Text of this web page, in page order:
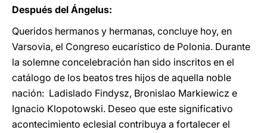
Después del Ángelus:
Queridos hermanos y hermanas, concluye hoy, en
Varsovia, el Congreso eucarístico de Polonia. Durante
la solemne concelebración han sido inscritos en el
catálogo de los beatos tres hijos de aquella noble
nación: Ladislado Findysz, Bronislao Markiewicz e
Ignacio Klopotowski. Deseo que este significativo
acontecimiento eclesial contribuya a fortalecer el